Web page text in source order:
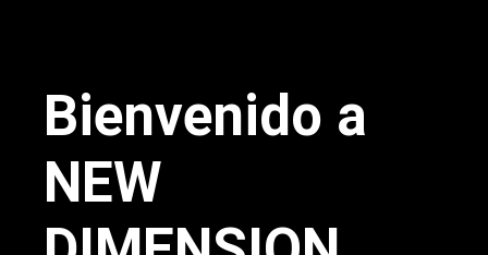
Bienvenido a
NEW